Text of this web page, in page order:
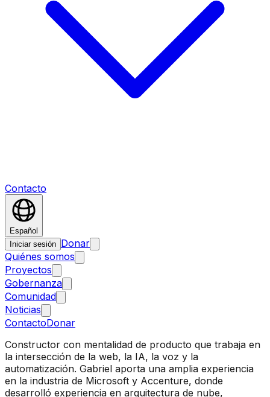
Contacto
Español
Iniciar sesión Donar
Quiénes somos
Proyectos
Gobernanza
Comunidad
Noticias
ContactoDonar
Constructor con mentalidad de producto que trabaja en
la intersección de la web, la IA, la voz y la
automatización. Gabriel aporta una amplia experiencia
en la industria de Microsoft y Accenture, donde
desarrolló experiencia en arquitectura de nube,